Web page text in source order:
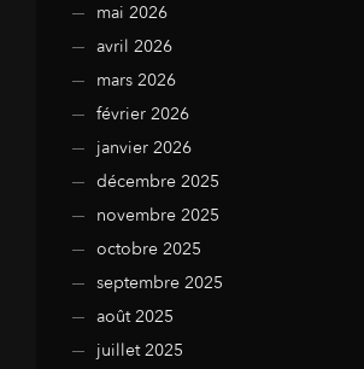
mai 2026
avril 2026
mars 2026
février 2026
janvier 2026
décembre 2025
novembre 2025
octobre 2025
septembre 2025
août 2025
juillet 2025